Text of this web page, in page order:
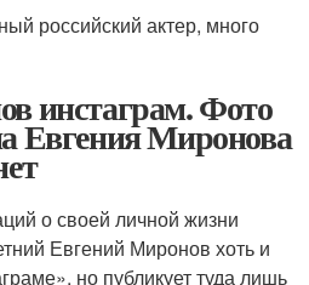
российский актер, много
инстаграм. Фото
Евгения Миронова
о своей личной жизни
Евгений Миронов хоть и
но публикует туда лишь